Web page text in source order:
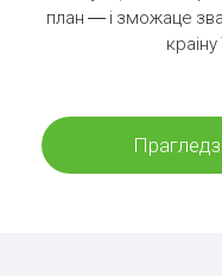
план — і зможаце